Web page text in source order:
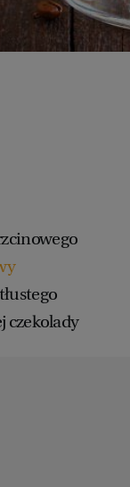
czekolady